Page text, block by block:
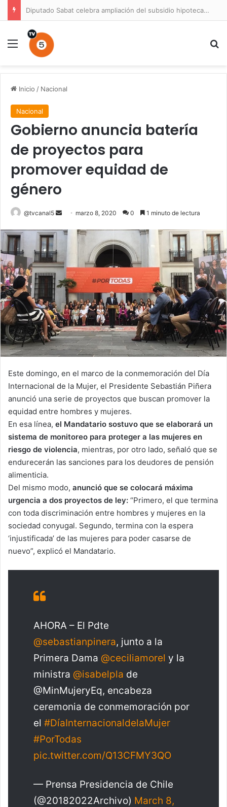
Diputado Sabat celebra ampliación del subsidio hipotecario con viviendas de hasta 6.000 UF
Menú
Inicio / Nacional
Nacional
Gobierno anuncia batería
de proyectos para
promover equidad de
género
@tvcanal5
Send
email
marzo 8, 2020 0 1 minuto de lectura
Este domingo, en el marco de la conmemoración del Día
Internacional de la Mujer, el Presidente Sebastián Piñera
anunció una serie de proyectos que buscan promover la
equidad entre hombres y mujeres.
En esa línea, el Mandatario sostuvo que se elaborará un
sistema de monitoreo para proteger a las mujeres en
riesgo de violencia, mientras, por otro lado, señaló que se
endurecerán las sanciones para los deudores de pensión
alimenticia.
Del mismo modo, anunció que se colocará máxima
urgencia a dos proyectos de ley: “Primero, el que termina
con toda discriminación entre hombres y mujeres en la
sociedad conyugal. Segundo, termina con la espera
‘injustificada’ de las mujeres para poder casarse de
nuevo”, explicó el Mandatario.
AHORA – El Pdte
@sebastianpinera, junto a la
Primera Dama @ceciliamorel y la
ministra @isabelpla de
@MinMujeryEq, encabeza
ceremonia de conmemoración por
el #DíaInternacionaldelaMujer
#PorTodas
pic.twitter.com/Q13CFMY3QO
— Prensa Presidencia de Chile
(@20182022Archivo) March 8,